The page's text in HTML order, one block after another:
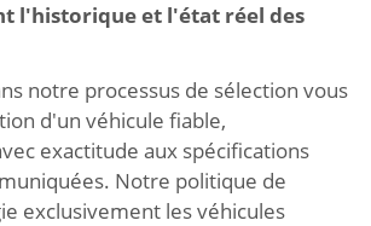
l'historique et l'état réel des
notre processus de sélection vous
d'un véhicule fiable,
exactitude aux spécifications
Notre politique de
exclusivement les véhicules